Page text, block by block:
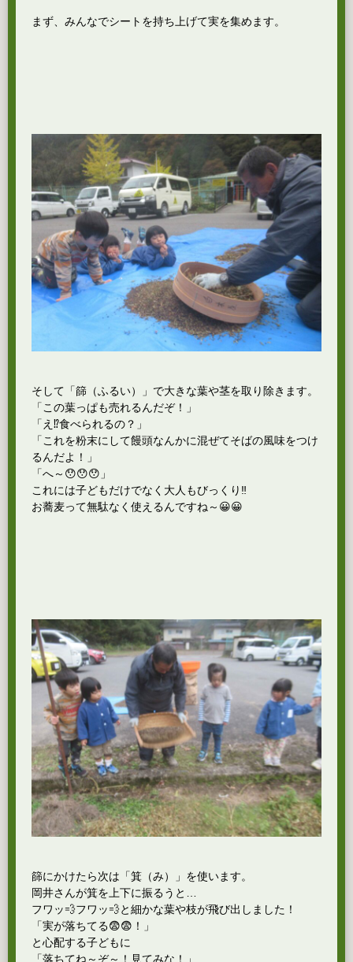
まず、みんなでシートを持ち上げて実を集めます。
そして「篩（ふるい）」で大きな葉や茎を取り除きます。
「この葉っぱも売れるんだぞ！」
「え⁉食べられるの？」
「これを粉末にして饅頭なんかに混ぜてそばの風味をつけ
るんだよ！」
「へ～😯😯😯」
これには子どもだけでなく大人もびっくり‼️
お蕎麦って無駄なく使えるんですね～😀😀
篩にかけたら次は「箕（み）」を使います。
岡井さんが箕を上下に振るうと…
フワッ💨フワッ💨と細かな葉や枝が飛び出しました！
「実が落ちてる😨😨！」
と心配する子どもに
「落ちてね～ぞ～！見てみな！」